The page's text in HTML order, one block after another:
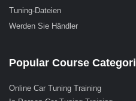
Tuning-Dateien
Werden Sie Händler
Popular Course
Online Car Tuning Training